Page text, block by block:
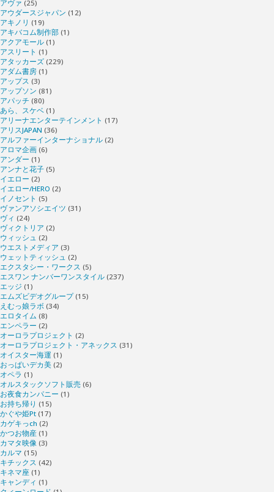
アヴァ (25)
アウダースジャパン (12)
アキノリ (19)
アキバコム制作部 (1)
アクアモール (1)
アスリート (1)
アタッカーズ (229)
アダム書房 (1)
アップス (3)
アップソン (81)
アパッチ (80)
あら、スケベ (1)
アリーナエンターテインメント (17)
アリスJAPAN (36)
アルファーインターナショナル (2)
アロマ企画 (6)
アンダー (1)
アンナと花子 (5)
イエロー (2)
イエロー/HERO (2)
イノセント (5)
ヴァンアソシエイツ (31)
ヴィ (24)
ヴィクトリア (2)
ウィッシュ (2)
ウエストメディア (3)
ウェットティッシュ (2)
エクスタシー・ワークス (5)
エスワン ナンバーワンスタイル (237)
エッジ (1)
エムズビデオグループ(15)
えむっ娘ラボ (34)
エロタイム (8)
エンペラー (2)
オーロラプロジェクト (2)
オーロラプロジェクト・アネックス (31)
オイスター海運 (1)
おっぱいデカ美 (2)
オペラ (1)
オルスタックソフト販売 (6)
お夜食カンパニー (1)
お持ち帰り (15)
かぐや姫Pt (17)
カゲキっch (2)
かつお物産 (1)
カマタ映像 (3)
カルマ (15)
キチックス (42)
キネマ座 (1)
キャンディ (1)